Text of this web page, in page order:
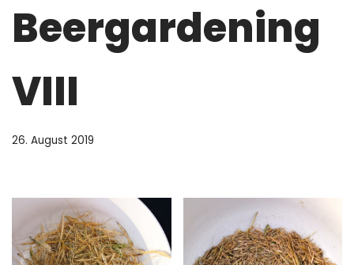
Beergardening
VIII
26. August 2019